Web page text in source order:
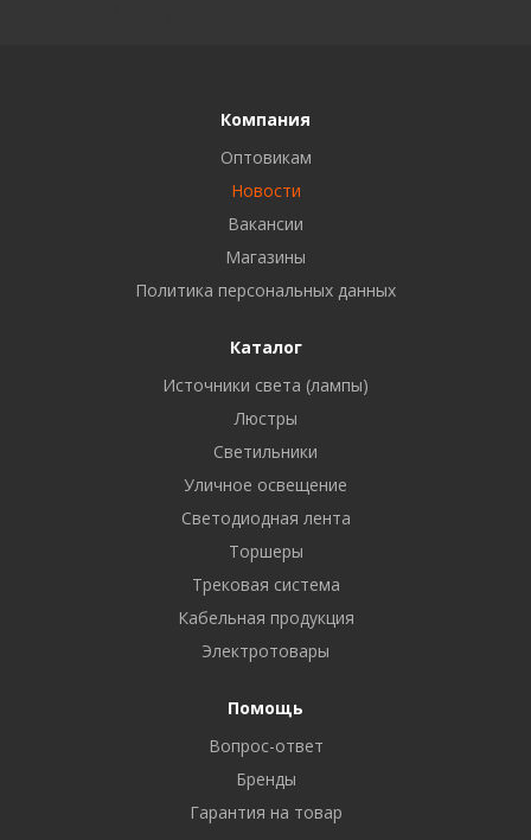
Компания
Оптовикам
Новости
Вакансии
Магазины
Политика персональных данных
Каталог
Источники света (лампы)
Люстры
Светильники
Уличное освещение
Светодиодная лента
Торшеры
Трековая система
Кабельная продукция
Электротовары
Помощь
Вопрос-ответ
Бренды
Гарантия на товар